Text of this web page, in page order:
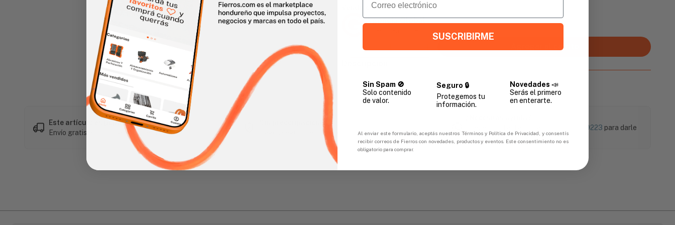
Haz clic en la imagen para alargar
Vendido Por:
Agencia Global
Agregar al carrito
Este artículo es popular
Envío gratis en compras mayores a L 1,500
Sin preocupaciones
Pagos seguros en línea con FicoPOS
+504 9774-9223 para darle
soporte a tu compra.
SUSCRIBIRME
Sin Spam 🚫
Solo contenido
de valor.
Seguro 🔒
Protegemos tu
información.
Novedades📣
Serás el primero
en enterarte.
Al enviar este formulario, aceptás nuestros Términos y Política de Privacidad, y consentís
recibir correos de Fierros con novedades, productos y eventos. Este consentimiento no es
obligatorio para comprar.